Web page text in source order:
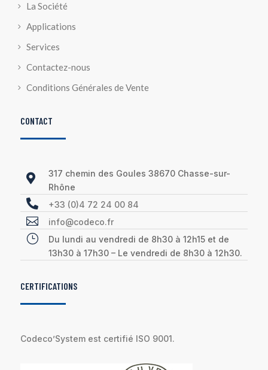
La Société
Applications
Services
Contactez-nous
Conditions Générales de Vente
CONTACT

317 chemin des Goules 38670 Chasse-sur-
Rhône
 +33 (0)4 72 24 00 84
 info@codeco.fr
}
Du lundi au vendredi de 8h30 à 12h15 et de
13h30 à 17h30 – Le vendredi de 8h30 à 12h30.
CERTIFICATIONS
Codeco’System est certifié ISO 9001.